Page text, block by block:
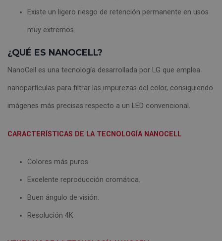
Existe un ligero riesgo de retención permanente en usos
muy extremos.
¿QUÉ ES NANOCELL?
NanoCell es una tecnología desarrollada por LG que emplea
nanopartículas para filtrar las impurezas del color, consiguiendo
imágenes más precisas respecto a un LED convencional.
CARACTERÍSTICAS DE LA TECNOLOGÍA NANOCELL
Colores más puros.
Excelente reproducción cromática.
Buen ángulo de visión.
Resolución 4K.